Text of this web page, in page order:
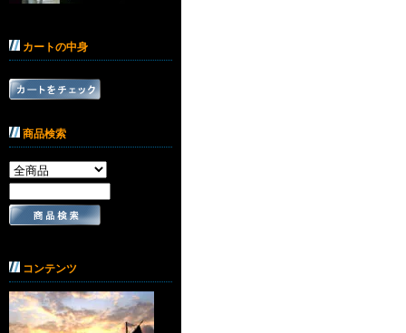
カートの中身
商品検索
コンテンツ